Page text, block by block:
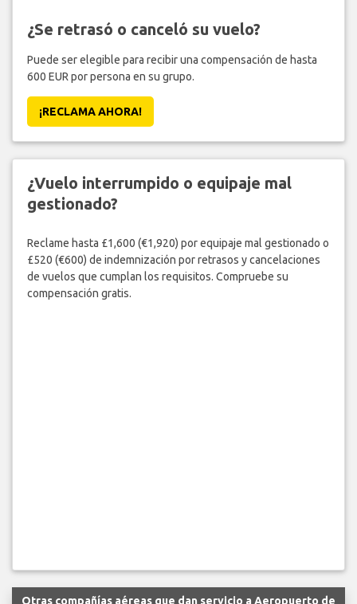
¿Se retrasó o canceló su vuelo?
Puede ser elegible para recibir una compensación de hasta
600 EUR por persona en su grupo.
¡RECLAMA AHORA!
¿Vuelo interrumpido o equipaje mal
gestionado?
Reclame hasta £1,600 (€1,920) por equipaje mal gestionado o
£520 (€600) de indemnización por retrasos y cancelaciones
de vuelos que cumplan los requisitos. Compruebe su
compensación gratis.
Otras compañías aéreas que dan servicio a Aeropuerto de